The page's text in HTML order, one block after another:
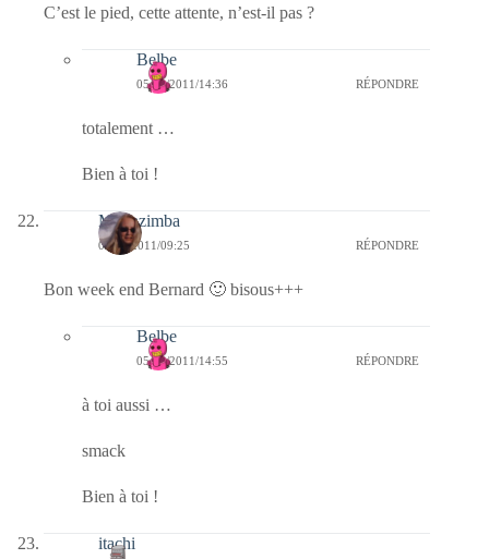
C’est le pied, cette attente, n’est-il pas ?
Belbe
05/02/2011/14:36 RÉPONDRE
totalement …
Bien à toi !
Monazimba
05/02/2011/09:25 RÉPONDRE
Bon week end Bernard 🙂 bisous+++
Belbe
05/02/2011/14:55 RÉPONDRE
à toi aussi …
smack
Bien à toi !
itachi